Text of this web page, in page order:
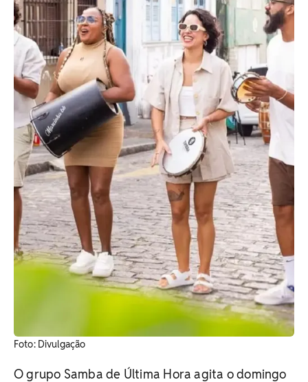
Foto: Divulgação
O grupo Samba de Última Hora agita o domingo